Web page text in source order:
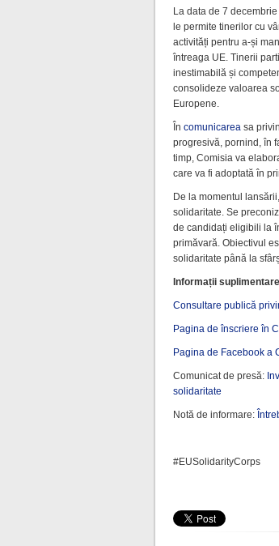
La data de 7
le permite tinerilor cu
activități pentru a-și
întreaga UE. Tinerii
inestimabilă și
consolideze valoarea
Europene.
Încomunicarea sa
progresivă, pornind, în
timp, Comisia va
care va fi adoptată în
De la momentul
solidaritate. Se
de candidați eligibili la
primăvară. Obiectivul
solidaritate până la
Informații suplimentare
Consultare publică
Pagina de înscriere în
Pagina de Facebook a
Comunicat de presă:
solidaritate
Notă de informare:
#EUSolidarityCorps